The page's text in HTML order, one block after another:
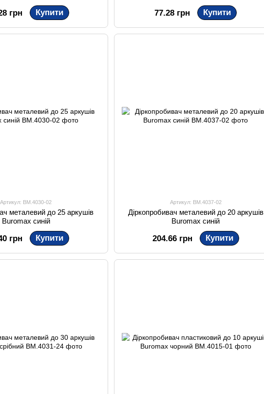
грн Купити 77.28 грн Купити
Артикул: BM.4030-02
металевий до 25 аркушів
Buromax синій
грн Купити
Артикул: BM.4037-02
Діркопробивач металевий до 20 аркушів
Buromax синій
204.66 грн Купити